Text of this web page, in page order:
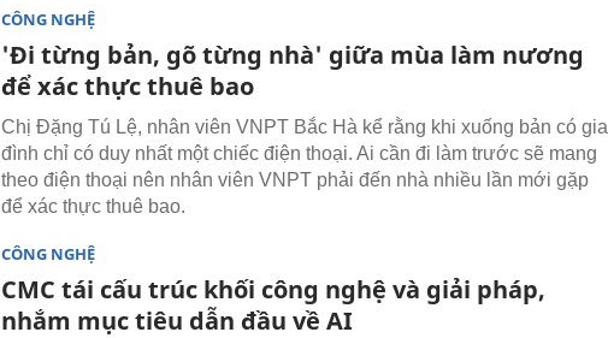
CÔNG NGHỆ
'Đi từng bản, gõ từng nhà' giữa mùa làm nương
để xác thực thuê bao
Chị Đặng Tú Lệ, nhân viên VNPT Bắc Hà kể rằng khi xuống bản có gia
đình chỉ có duy nhất một chiếc điện thoại. Ai cần đi làm trước sẽ mang
theo điện thoại nên nhân viên VNPT phải đến nhà nhiều lần mới gặp
để xác thực thuê bao.
CÔNG NGHỆ
CMC tái cấu trúc khối công nghệ và giải pháp,
nhắm mục tiêu dẫn đầu về AI